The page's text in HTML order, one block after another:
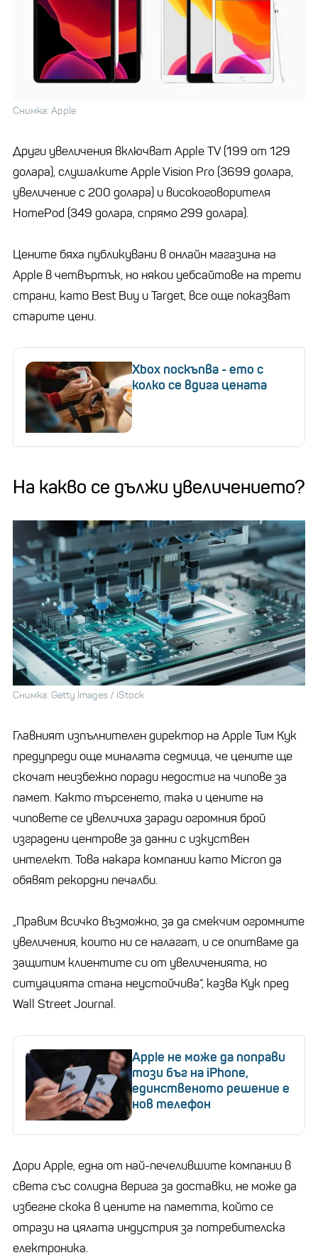
Снимка: Apple
Други увеличения включват Apple TV (199 от 129
долара), слушалките Apple Vision Pro (3699 долара,
увеличение с 200 долара) и високоговорителя
HomePod (349 долара, спрямо 299 долара).
Цените бяха публикувани в онлайн магазина на
Apple в четвъртък, но някои уебсайтове на трети
страни, като Best Buy и Target, все още показват
старите цени.
Xbox поскъпва - ето с
колко се вдига цената
На какво се дължи увеличението?
Снимка: Getty Images / iStock
Главният изпълнителен директор на Apple Тим Кук
предупреди още миналата седмица, че цените ще
скочат неизбежно поради недостиг на чипове за
памет. Както търсенето, така и цените на
чиповете се увеличиха заради огромния брой
изградени центрове за данни с изкуствен
интелект. Това накара компании като Micron да
обявят рекордни печалби.
„Правим всичко възможно, за да смекчим огромните
увеличения, които ни се налагат, и се опитваме да
защитим клиентите си от увеличенията, но
ситуацията стана неустойчива“, казва Кук пред
Wall Street Journal.
Apple не може да поправи
този бъг на iPhone,
единственото решение е
нов телефон
Дори Apple, една от най-печелившите компании в
света със солидна верига за доставки, не може да
избегне скока в цените на паметта, който се
отрази на цялата индустрия за потребителска
електроника.